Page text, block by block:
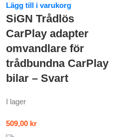
Lägg till i varukorg
SiGN Trådlös
CarPlay adapter
omvandlare för
trådbundna CarPlay
bilar – Svart
I lager
509,00 kr